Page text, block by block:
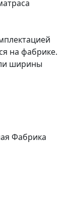
на фабрике.
ширины
Фабрика